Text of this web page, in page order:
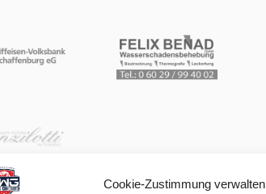
Cookie-Zustimmung verwalten